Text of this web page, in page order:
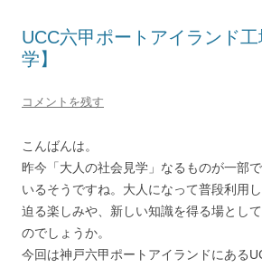
UCC六甲ポートアイランド
学】
コメントを残す
こんばんは。
昨今「大人の社会見学」なるものが一部
いるそうですね。大人になって普段利用
迫る楽しみや、新しい知識を得る場とし
のでしょうか。
今回は神戸六甲ポートアイランドにある